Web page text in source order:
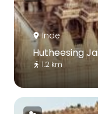
Inde
Hutheesing
1.2 km